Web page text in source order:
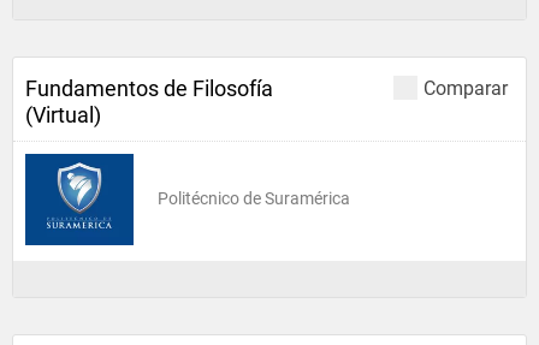
Comparar
Fundamentos de Filosofía
(Virtual)
Politécnico de Suramérica